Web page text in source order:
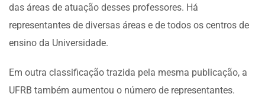
das áreas de atuação desses professores. Há
representantes de diversas áreas e de todos os centros de
ensino da Universidade.
Em outra classificação trazida pela mesma publicação, a
UFRB também aumentou o número de representantes.